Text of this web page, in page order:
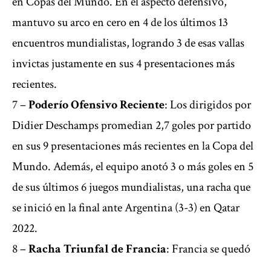
mantuvo su arco en cero en 4 de los últimos 13
encuentros mundialistas, logrando 3 de esas vallas
invictas justamente en sus 4 presentaciones más
recientes.
7 –Poderío Ofensivo Reciente: Los dirigidos por
Didier Deschamps promedian 2,7 goles por partido
en sus 9 presentaciones más recientes en la Copa del
Mundo. Además, el equipo anotó 3 o más goles en 5
de sus últimos 6 juegos mundialistas, una racha que
se inició en la final ante Argentina (3-3) en Qatar
2022.
8 –Racha Triunfal de Francia: Francia se quedó